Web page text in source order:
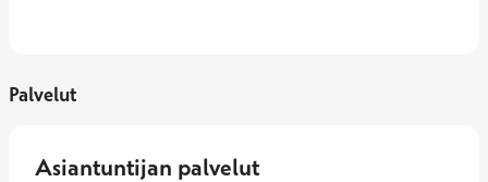
Palvelut
Asiantuntijan palvelut